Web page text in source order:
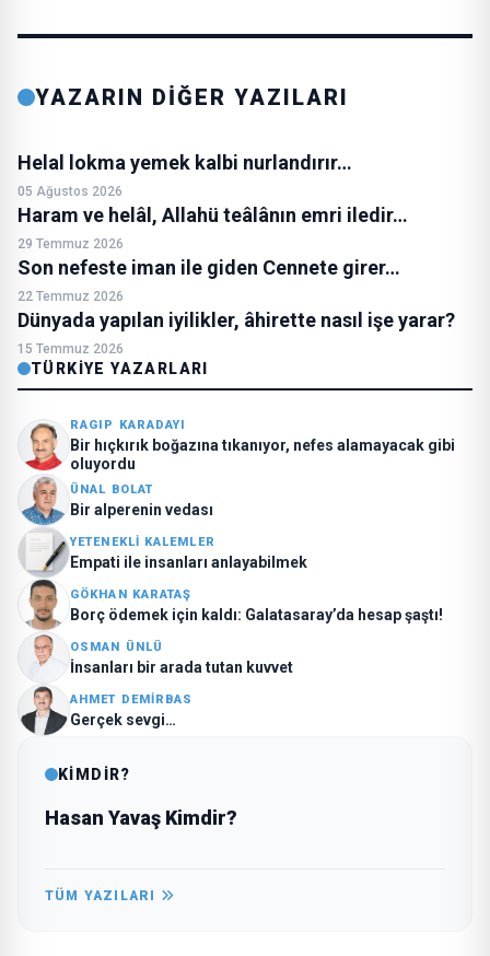
YAZARIN DİĞER YAZILARI
Helal lokma yemek kalbi nurlandırır…
05 Ağustos 2026
Haram ve helâl, Allahü teâlânın emri iledir…
29 Temmuz 2026
Son nefeste iman ile giden Cennete girer…
22 Temmuz 2026
Dünyada yapılan iyilikler, âhirette nasıl işe yarar?
15 Temmuz 2026
TÜRKIYE YAZARLARI
RAGIP KARADAYI
Bir hıçkırık boğazına tıkanıyor, nefes alamayacak gibi
oluyordu
ÜNAL BOLAT
Bir alperenin vedası
YETENEKLI KALEMLER
Empati ile insanları anlayabilmek
GÖKHAN KARATAŞ
Borç ödemek için kaldı: Galatasaray’da hesap şaştı!
OSMAN ÜNLÜ
İnsanları bir arada tutan kuvvet
AHMET DEMIRBAS
Gerçek sevgi…
KİMDİR?
Hasan Yavaş Kimdir?
TÜM YAZILARI